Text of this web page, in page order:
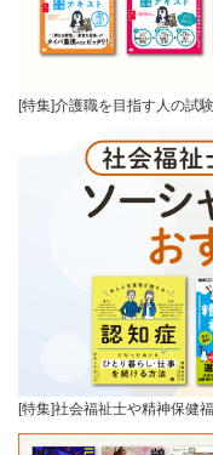
[特集]介護職を目指す人の試
[特集]社会福祉士や精神保健